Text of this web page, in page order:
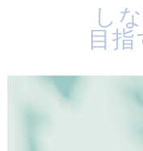
し
目